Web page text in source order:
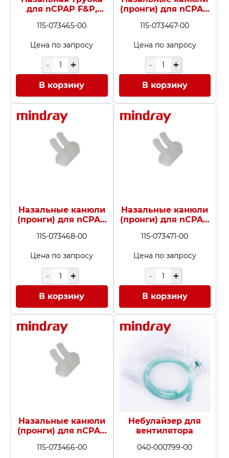
для nCPAP F&P,
115-073465-00
Цена по запросу
В корзину
(пронги) для nCPAP
шт.
115-073467-00
Цена по запросу
В корзину
Назальные канюли
(пронги) для nCPAP
шт.
115-073468-00
Цена по запросу
В корзину
Назальные канюли
(пронги) для nCPAP
10 шт.
115-073471-00
Цена по запросу
В корзину
Назальные канюли
(пронги) для nCPAP
шт.
115-073466-00
Небулайзер для
вентилятора
040-000799-00